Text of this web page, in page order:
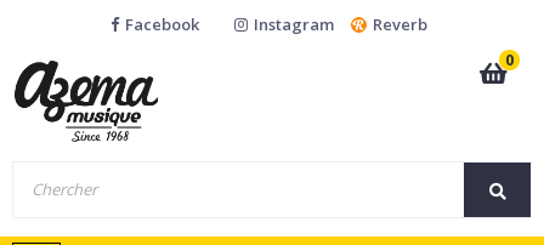
Facebook Instagram
Reverb
0